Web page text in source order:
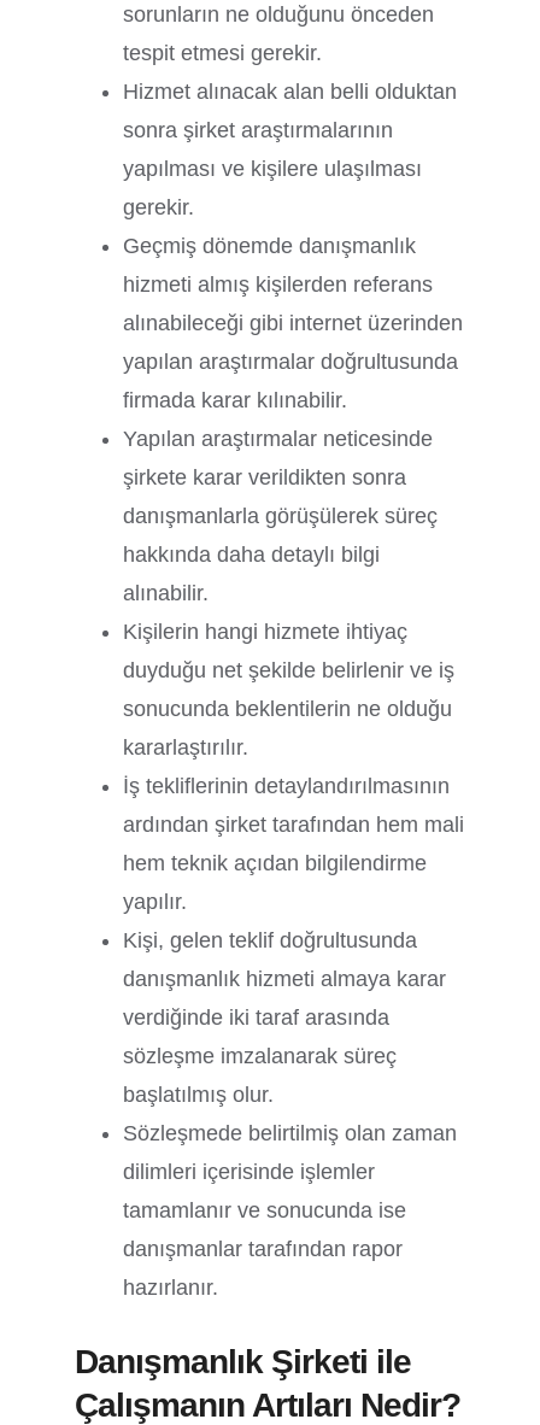
sorunların ne olduğunu önceden
tespit etmesi gerekir.
Hizmet alınacak alan belli olduktan
sonra şirket araştırmalarının
yapılması ve kişilere ulaşılması
gerekir.
Geçmiş dönemde danışmanlık
hizmeti almış kişilerden referans
alınabileceği gibi internet üzerinden
yapılan araştırmalar doğrultusunda
firmada karar kılınabilir.
Yapılan araştırmalar neticesinde
şirkete karar verildikten sonra
danışmanlarla görüşülerek süreç
hakkında daha detaylı bilgi
alınabilir.
Kişilerin hangi hizmete ihtiyaç
duyduğu net şekilde belirlenir ve iş
sonucunda beklentilerin ne olduğu
kararlaştırılır.
İş tekliflerinin detaylandırılmasının
ardından şirket tarafından hem mali
hem teknik açıdan bilgilendirme
yapılır.
Kişi, gelen teklif doğrultusunda
danışmanlık hizmeti almaya karar
verdiğinde iki taraf arasında
sözleşme imzalanarak süreç
başlatılmış olur.
Sözleşmede belirtilmiş olan zaman
dilimleri içerisinde işlemler
tamamlanır ve sonucunda ise
danışmanlar tarafından rapor
hazırlanır.
Danışmanlık Şirketi ile
Çalışmanın Artıları Nedir?